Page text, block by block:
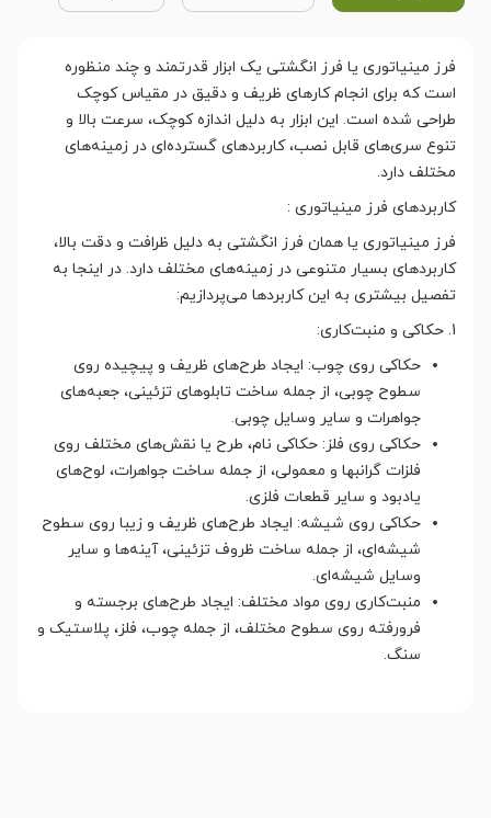
فرز مینیاتوری یا فرز انگشتی یک ابزار قدرتمند و چند منظوره
است که برای انجام کارهای ظریف و دقیق در مقیاس کوچک
طراحی شده است. این ابزار به دلیل اندازه کوچک، سرعت بالا و
تنوع سری‌های قابل نصب، کاربردهای گسترده‌ای در زمینه‌های
مختلف دارد.
کاربردهای فرز مینیاتوری :
فرز مینیاتوری یا همان فرز انگشتی به دلیل ظرافت و دقت بالا،
کاربردهای بسیار متنوعی در زمینه‌های مختلف دارد. در اینجا به
تفصیل بیشتری به این کاربردها می‌پردازیم:
1. حکاکی و منبت‌کاری:
حکاکی روی چوب: ایجاد طرح‌های ظریف و پیچیده روی
سطوح چوبی، از جمله ساخت تابلوهای تزئینی، جعبه‌های
جواهرات و سایر وسایل چوبی.
حکاکی روی فلز: حکاکی نام، طرح یا نقش‌های مختلف روی
فلزات گرانبها و معمولی، از جمله ساخت جواهرات، لوح‌های
یادبود و سایر قطعات فلزی.
حکاکی روی شیشه: ایجاد طرح‌های ظریف و زیبا روی سطوح
شیشه‌ای، از جمله ساخت ظروف تزئینی، آینه‌ها و سایر
وسایل شیشه‌ای.
منبت‌کاری روی مواد مختلف: ایجاد طرح‌های برجسته و
فرورفته روی سطوح مختلف، از جمله چوب، فلز، پلاستیک و
سنگ.